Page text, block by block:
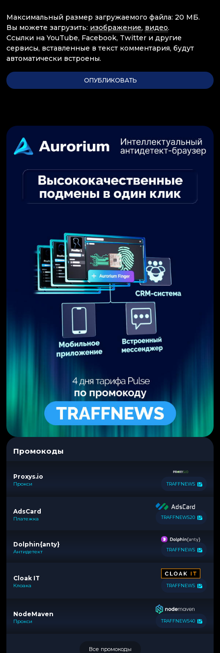
Максимальный размер загружаемого файла: 20 МБ.
Вы можете загрузить: изображение, видео.
Ссылки на YouTube, Facebook, Twitter и другие
сервисы, вставленные в текст комментария, будут
автоматически встроены.
Промокоды
Proxys.io
Прокси TRAFFNEWS
AdsCard
Платежка TRAFFNEWS20
Dolphin{anty}
Антидетект TRAFFNEWS
Cloak IT
Клоака TRAFFNEWS
NodeMaven
Прокси TRAFFNEWS40
Все промокоды